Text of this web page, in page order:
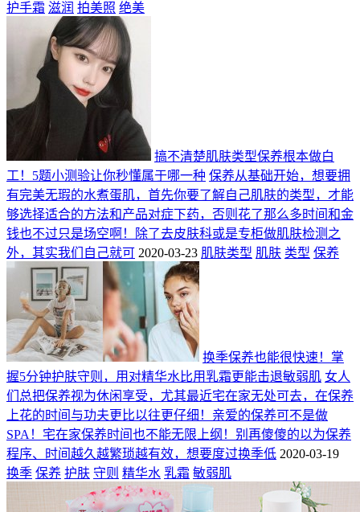
护手霜 滋润 拍美照 绝美
搞不清楚肌肤类型保养根本做白
工！5题小测验让你秒懂属于哪一种 保养从基础开始，想要拥
有完美无瑕的水煮蛋肌，首先你要了解自己肌肤的类型，才能
够选择适合的方法和产品对症下药，否则花了那么多时间和金
钱也不过只是场空啊！除了去皮肤科或是专柜做肌肤检测之
外，其实我们自己就可 2020-03-23 肌肤类型 肌肤 类型 保养
换季保养也能很快速！掌
握5分钟护肤守则，用对精华水比用乳霜更能击退敏弱肌 女人
们总把保养视为休闲享受，尤其最近宅在家无处可去，在保养
上花的时间与功夫更比以往更仔细！亲爱的保养可不是做
SPA！宅在家保养时间也不能无限上纲！别再傻傻的以为保养
程序、时间越久越繁琐越有效，想要度过换季低 2020-03-19
换季 保养 护肤 守则 精华水 乳霜 敏弱肌